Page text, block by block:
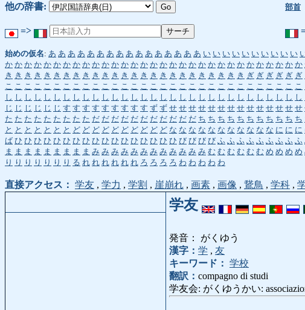
他の辞書: 部首
=>
始めの仮名: あ あ あ あ あ あ あ あ あ あ あ あ あ あ あ あ い い い い い い い い い い
か か か か か か か か か か か か か か か か か か か か か か か か か か か か か か か
き き き き き き き き き き き き き き き き き き き き き き き き き ぎ ぎ ぎ ぎ ぎ ぎ
こ こ こ こ こ こ こ こ こ こ こ こ こ こ こ こ こ こ こ こ こ こ こ こ こ こ こ こ こ こ こ
し し し し し し し し し し し し し し し し し し し し し し し し し し し し し し し
じ じ じ じ じ じ す す す す す す す す す ず ず せ せ せ せ せ せ せ せ せ せ せ せ せ せ
た た た た た た た た た だ だ だ だ だ だ だ だ だ だ だ ち ち ち ち ち ち ち ち ち ち ち
と と と と と と と ど ど ど ど ど ど ど ど ど ど な な な な な な な な な な な に に に
ば ひ ひ ひ ひ ひ ひ ひ ひ ひ ひ ひ ひ ひ ひ ひ ひ ひ び び び び ふ ふ ふ ふ ふ ふ ふ ふ ふ
ま ま ま ま ま ま ま ま ま み み み み み み み み み み み み む む む む む む め め め め
り り り り り り り る れ れ れ れ れ れ ろ ろ ろ ろ わ わ わ わ わ
直接アクセス： 学友 , 学力 , 学割 , 崖崩れ , 画素 , 画像 , 鵞鳥 , 学科 ,
学友
発音： がくゆう
漢字： 学 , 友
キーワード： 学校
翻訳： compagno di studi
学友会: がくゆうかい: